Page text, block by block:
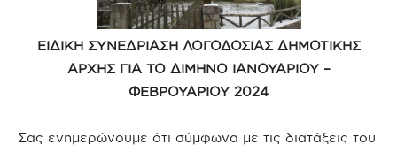
ΕΙΔΙΚΗ ΣΥΝΕΔΡΙΑΣΗ ΛΟΓΟΔΟΣΙΑΣ ΔΗΜΟΤΙΚΗΣ
ΑΡΧΗΣ ΓΙΑ ΤΟ ΔΙΜΗΝΟ ΙΑΝΟΥΑΡΙΟΥ –
ΦΕΒΡΟΥΑΡΙΟΥ 2024
Σας ενημερώνουμε ότι σύμφωνα με τις διατάξεις του